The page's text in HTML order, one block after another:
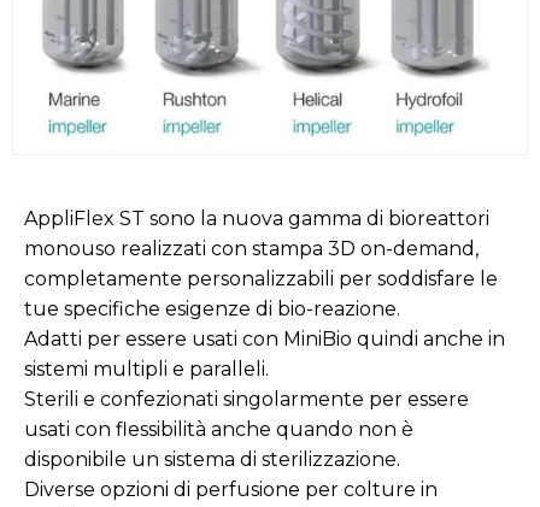
AppliFlex ST sono la nuova gamma di bioreattori
monouso realizzati con stampa 3D on-demand,
completamente personalizzabili per soddisfare le
tue specifiche esigenze di bio-reazione.
Adatti per essere usati con MiniBio quindi anche in
sistemi multipli e paralleli.
Sterili e confezionati singolarmente per essere
usati con flessibilità anche quando non è
disponibile un sistema di sterilizzazione.
Diverse opzioni di perfusione per colture in